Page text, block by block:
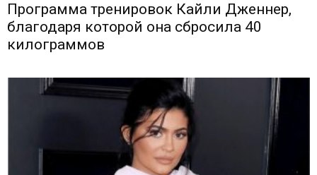
Программа тренировок Кайли Дженнер,
благодаря которой она сбросила 40
килограммов